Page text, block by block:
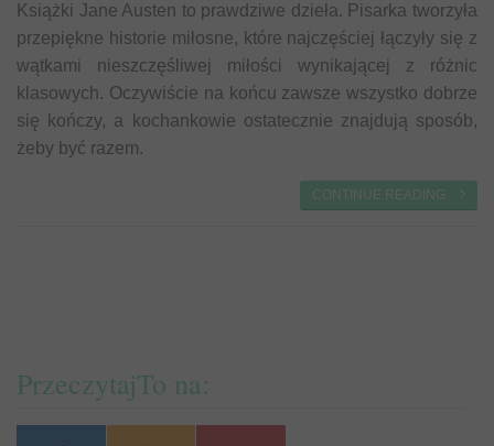
Książki Jane Austen to prawdziwe dzieła. Pisarka tworzyła
przepiękne historie miłosne, które najczęściej łączyły się z
wątkami nieszczęśliwej miłości wynikającej z różnic
klasowych. Oczywiście na końcu zawsze wszystko dobrze
się kończy, a kochankowie ostatecznie znajdują sposób,
żeby być razem.
CONTINUE READING
PrzeczytajTo na: